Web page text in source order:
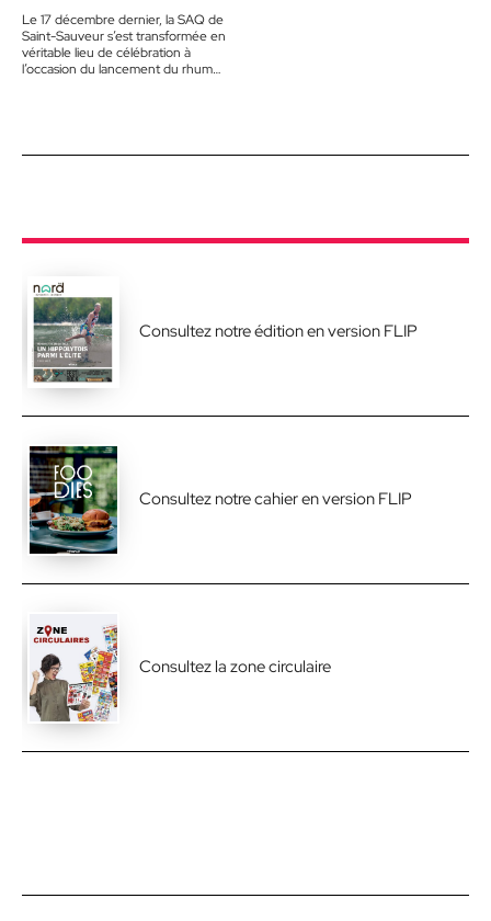
Le 17 décembre dernier, la SAQ de
Saint-Sauveur s’est transformée en
véritable lieu de célébration à
l’occasion du lancement du rhum
Consultez notre édition en version FLIP
Consultez notre cahier en version FLIP
Consultez la zone circulaire